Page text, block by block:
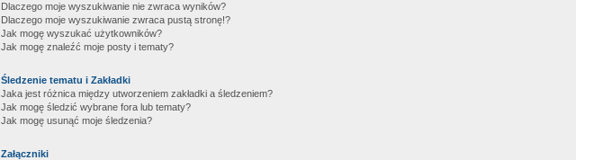
Dlaczego moje wyszukiwanie nie zwraca wyników?
Dlaczego moje wyszukiwanie zwraca pustą stronę!?
Jak mogę wyszukać użytkowników?
Jak mogę znaleźć moje posty i tematy?
Śledzenie tematu i Zakładki
Jaka jest różnica między utworzeniem zakładki a śledzeniem?
Jak mogę śledzić wybrane fora lub tematy?
Jak mogę usunąć moje śledzenia?
Załączniki